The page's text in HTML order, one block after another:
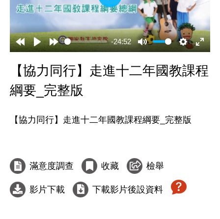
-24:52
播
放
【協力同行】走進十二年國教課程
綱要_完整版
【協力同行】走進十二年國教課程綱要_完整版
滿意度調查 收藏 檢舉
影片下載 下載影片後設資料